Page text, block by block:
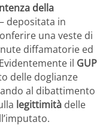
della
– depositata in
una veste di
diffamatorie ed
il GUP
delle doglianze
al dibattimento
legittimità delle